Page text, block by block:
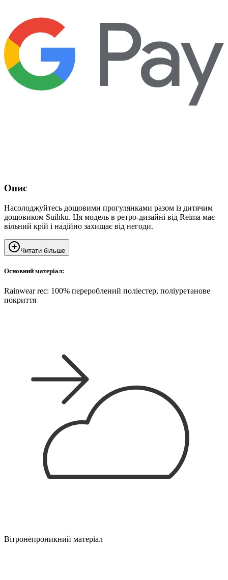
Опис
Насолоджуйтесь дощовими прогулянками разом із дитячим
дощовиком Suihku. Ця модель в ретро-дизайні від Reima має
вільний крій і надійно захищає від негоди.
Читати більше
Основний матеріал:
Rainwear rec: 100% перероблений поліестер, поліуретанове
покриття
Вітронепроникний матеріал